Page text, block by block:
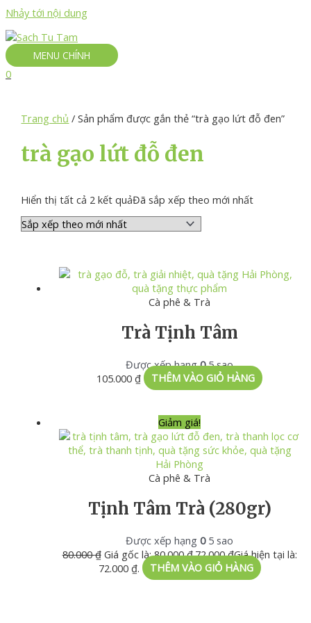
Nhảy tới nội dung
MENU CHÍNH
0
Trang chủ / Sản phẩm được gắn thẻ “trà gạo lứt đỗ đen”
trà gạo lứt đỗ đen
Hiển thị tất cả 2 kết quảĐã sắp xếp theo mới nhất
Cà phê & Trà
Trà Tịnh Tâm
Được xếp hạng05 sao
105.000₫ THÊM VÀO GIỎ HÀNG
Giảm giá!
Cà phê & Trà
Tịnh Tâm Trà (280gr)
Được xếp hạng05 sao
80.000₫ Giá gốc là: 80.000 ₫.72.000₫Giá hiện tại là:
72.000 ₫.
THÊM VÀO GIỎ HÀNG